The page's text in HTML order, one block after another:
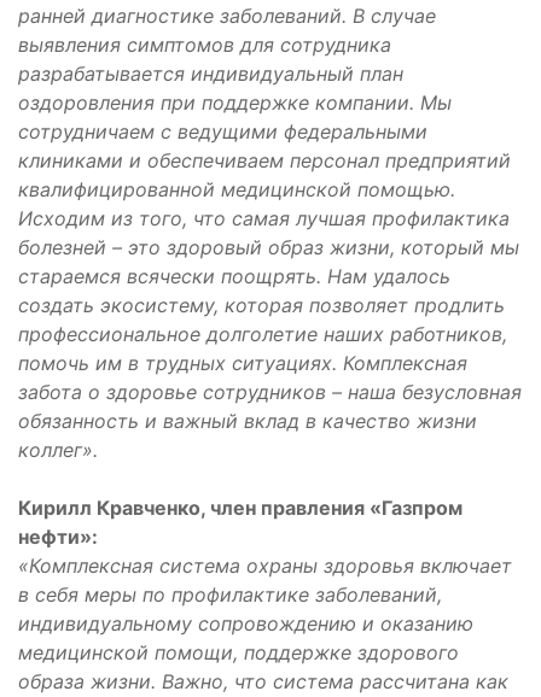
ранней диагностике заболеваний. В случае
выявления симптомов для сотрудника
разрабатывается индивидуальный план
оздоровления при поддержке компании. Мы
сотрудничаем с ведущими федеральными
клиниками и обеспечиваем персонал предприятий
квалифицированной медицинской помощью.
Исходим из того, что самая лучшая профилактика
болезней – это здоровый образ жизни, который мы
стараемся всячески поощрять. Нам удалось
создать экосистему, которая позволяет продлить
профессиональное долголетие наших работников,
помочь им в трудных ситуациях. Комплексная
забота о здоровье сотрудников – наша безусловная
обязанность и важный вклад в качество жизни
коллег».
Кирилл Кравченко, член правления «Газпром
нефти»:
«Комплексная система охраны здоровья включает
в себя меры по профилактике заболеваний,
индивидуальному сопровождению и оказанию
медицинской помощи, поддержке здорового
образа жизни. Важно, что система рассчитана как